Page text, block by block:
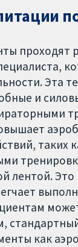
Эта
и
таких
лентой.
как